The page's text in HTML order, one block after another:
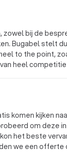
bij de
Bugabel stelt
to the point,
heel
ook
ons betreft
bijgevolg nog
komen kijken
om deze
het beste
we een offerte